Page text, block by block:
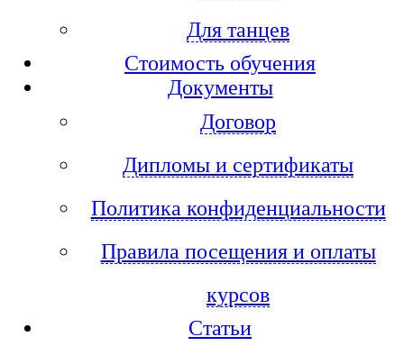
Для танцев
Стоимость обучения
Документы
Договор
Дипломы и сертификаты
Политика конфиденциальности
Правила посещения и оплаты
курсов
Статьи